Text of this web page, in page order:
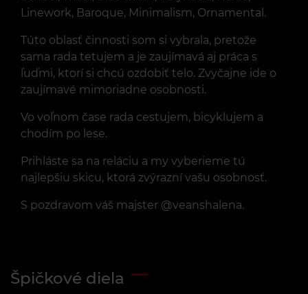
Linework, Baroque, Minimalism, Ornamental.
Túto oblasť činnosti som si vybrala, pretože
sama rada tetujem a je zaujímavá aj práca s
ľuďmi, ktorí si chcú ozdobiť telo. Zvyčajne ide o
zaujímavé mimoriadne osobnosti.
Vo voľnom čase rada cestujem, bicyklujem a
chodím po lese.
Prihláste sa na reláciu a my vyberieme tú
najlepšiu skicu, ktorá zvýrazní vašu osobnosť.
S pozdravom váš majster @veanshalena.
Špičkové diela